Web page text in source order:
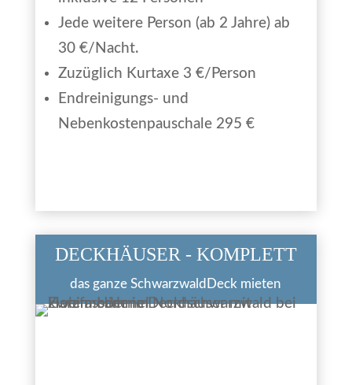
Jede weitere Person (ab 2 Jahre) ab
30 €/Nacht.
Zuzüglich Kurtaxe 3 €/Person
Endreinigungs- und
Nebenkostenpauschale 295 €
DECKHÄUSER - KOMPLETT
das ganze SchwarzwaldDeck mieten